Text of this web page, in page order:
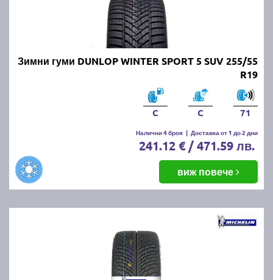
Зимни гуми DUNLOP WINTER SPORT 5 SUV 255/55
R19
C C 71
Налични 4 броя | Доставка от 1 до 2 дни
241.12 € / 471.59 лв.
виж повече